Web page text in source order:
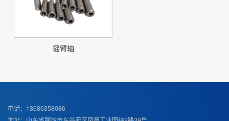
摇臂轴
电话：13686358086